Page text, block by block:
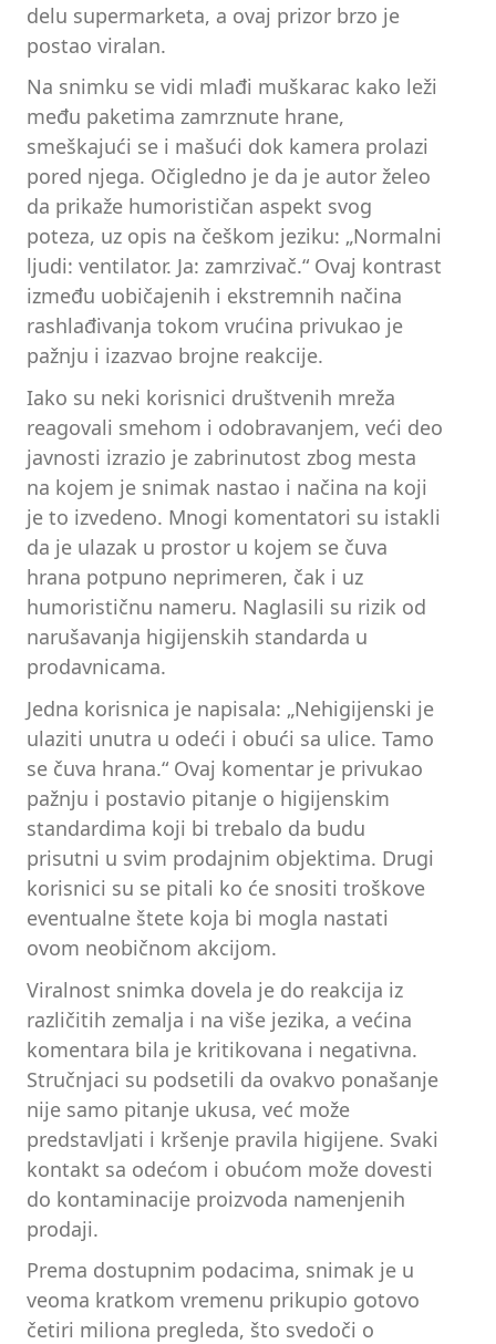
delu supermarketa, a ovaj prizor brzo je
postao viralan.
Na snimku se vidi mlađi muškarac kako leži
među paketima zamrznute hrane,
smeškajući se i mašući dok kamera prolazi
pored njega. Očigledno je da je autor želeo
da prikaže humorističan aspekt svog
poteza, uz opis na češkom jeziku: „Normalni
ljudi: ventilator. Ja: zamrzivač.“ Ovaj kontrast
između uobičajenih i ekstremnih načina
rashlađivanja tokom vrućina privukao je
pažnju i izazvao brojne reakcije.
Iako su neki korisnici društvenih mreža
reagovali smehom i odobravanjem, veći deo
javnosti izrazio je zabrinutost zbog mesta
na kojem je snimak nastao i načina na koji
je to izvedeno. Mnogi komentatori su istakli
da je ulazak u prostor u kojem se čuva
hrana potpuno neprimeren, čak i uz
humorističnu nameru. Naglasili su rizik od
narušavanja higijenskih standarda u
prodavnicama.
Jedna korisnica je napisala: „Nehigijenski je
ulaziti unutra u odeći i obući sa ulice. Tamo
se čuva hrana.“ Ovaj komentar je privukao
pažnju i postavio pitanje o higijenskim
standardima koji bi trebalo da budu
prisutni u svim prodajnim objektima. Drugi
korisnici su se pitali ko će snositi troškove
eventualne štete koja bi mogla nastati
ovom neobičnom akcijom.
Viralnost snimka dovela je do reakcija iz
različitih zemalja i na više jezika, a većina
komentara bila je kritikovana i negativna.
Stručnjaci su podsetili da ovakvo ponašanje
nije samo pitanje ukusa, već može
predstavljati i kršenje pravila higijene. Svaki
kontakt sa odećom i obućom može dovesti
do kontaminacije proizvoda namenjenih
prodaji.
Prema dostupnim podacima, snimak je u
veoma kratkom vremenu prikupio gotovo
četiri miliona pregleda, što svedoči o